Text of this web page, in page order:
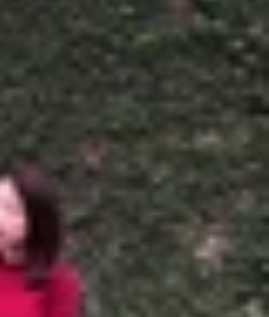
So Sánh Tư vấn
Khuyến
Thông báo
Khách
Pro Max và
Liệu Xiaomi có